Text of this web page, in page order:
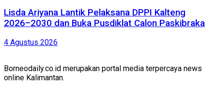
Lisda Ariyana Lantik Pelaksana DPPI Kalteng
2026–2030 dan Buka Pusdiklat Calon Paskibraka
4 Agustus 2026
Borneodaily.co.id merupakan portal media terpercaya news
online Kalimantan.